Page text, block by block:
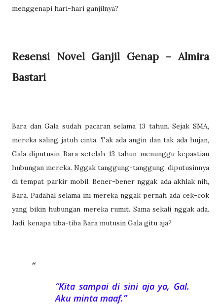
menggenapi hari-hari ganjilnya?
Resensi Novel Ganjil Genap – Almira
Bastari
Bara dan Gala sudah pacaran selama 13 tahun. Sejak SMA,
mereka saling jatuh cinta. Tak ada angin dan tak ada hujan,
Gala diputusin Bara setelah 13 tahun menunggu kepastian
hubungan mereka. Nggak tanggung-tanggung, diputusinnya
di tempat parkir mobil. Bener-bener nggak ada akhlak nih,
Bara. Padahal selama ini mereka nggak pernah ada cek-cok
yang bikin hubungan mereka rumit. Sama sekali nggak ada.
Jadi, kenapa tiba-tiba Bara mutusin Gala gitu aja?
“Kita sampai di sini aja ya, Gal.
Aku minta maaf.”